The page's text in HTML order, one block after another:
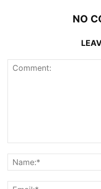
NO